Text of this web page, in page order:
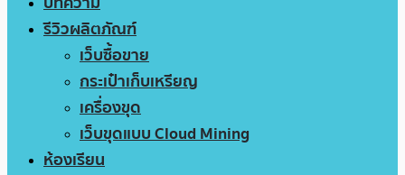
รีวิวผลิตภัณฑ์
เว็บซื้อขาย
กระเป๋าเก็บเหรียญ
เครื่องขุด
เว็บขุดแบบ Cloud Mining
ห้องเรียน